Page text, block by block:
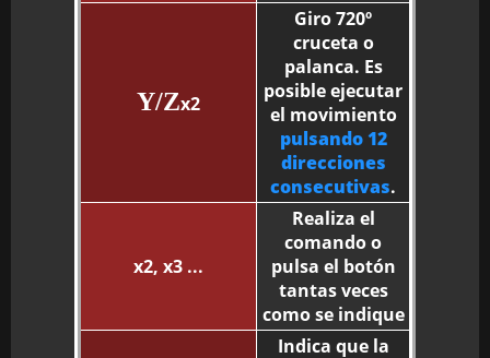
Y/Zx2
Giro 720º
cruceta o
palanca. Es
posible ejecutar
el movimiento
pulsando 12
direcciones
consecutivas.
x2, x3 ...
Realiza el
comando o
pulsa el botón
tantas veces
como se indique
Indica que la